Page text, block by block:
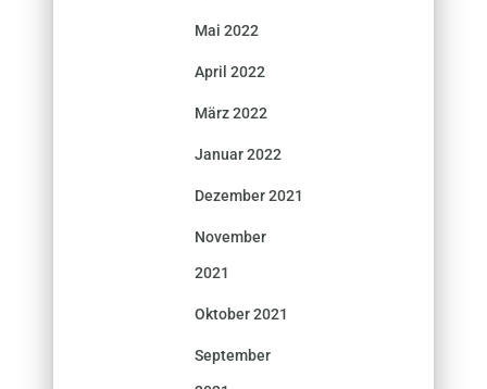
Mai 2022
April 2022
März 2022
Januar 2022
Dezember 2021
November
2021
Oktober 2021
September